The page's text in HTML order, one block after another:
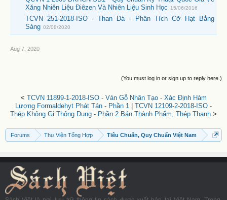
Xăng Nhiên Liệu Điêzen Và Nhiên Liệu Sinh Học
15/06/2016
TCVN 251-2018-ISO - Than Đá - Phân Tích Cỡ Hạt Bằng
Sàng 02/08/2020
Aug 7, 2020
(You must log in or sign up to reply here.)
< TCVN 11899-1-2018-ISO - Ván Gỗ Nhân Tạo - Xác Định Hàm
Lượng Formaldehyt Phát Tán - Phần 1
TCVN 12109-2-2018-ISO -
Thép Không Gỉ Thông Dụng - Phần 2 Bán Thành Phẩm, Thép Thanh >
Forums Thư Viện Tổng Hợp Tiêu Chuẩn, Quy Chuẩn Việt Nam